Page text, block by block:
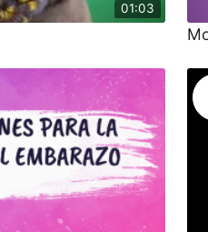
01:03